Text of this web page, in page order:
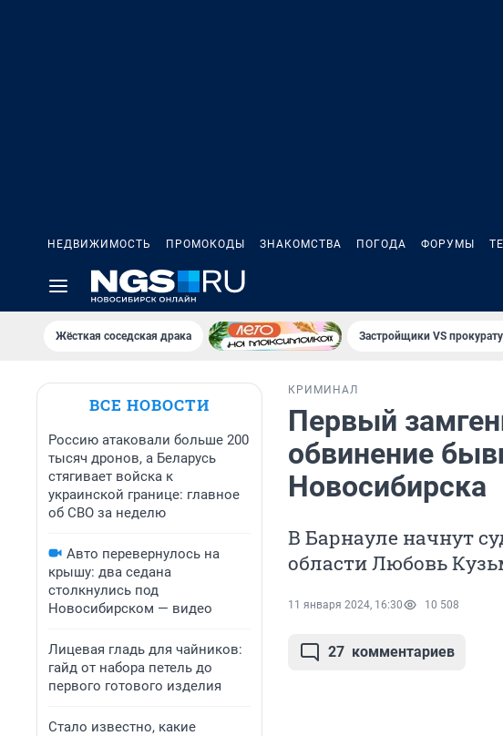
НЕДВИЖИМОСТЬ ПРОМОКОДЫ ЗНАКОМСТВА ПОГОДА ФОРУМЫ
Жёсткая соседская драка Застройщики VS
ВСЕ НОВОСТИ
Россию атаковали больше 200
тысяч дронов, а Беларусь
стягивает войска к
украинской границе: главное
об СВО за неделю
Авто перевернулось на
крышу: два седана
столкнулись под
Новосибирском — видео
Лицевая гладь для чайников:
гайд от набора петель до
первого готового изделия
Стало известно, какие
КРИМИНАЛ
Первый
обвинение
Новосибирска
В Барнауле начнут
области Любовь
11 января 2024, 16:30 10 508
27 комментариев